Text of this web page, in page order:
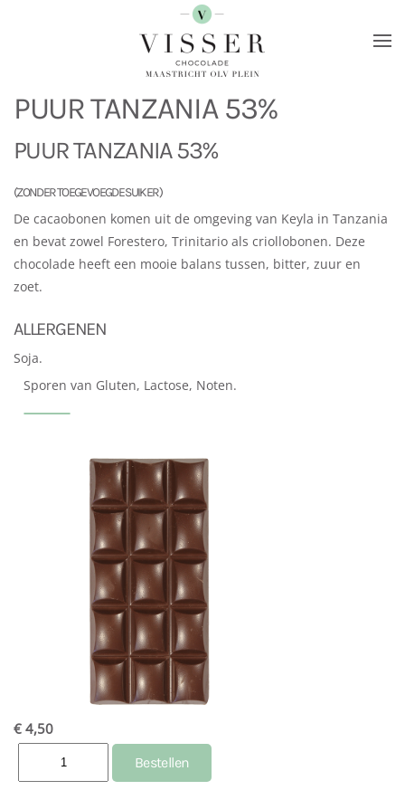
Terug naar hoofdinhoud
PUUR TANZANIA 53%
PUUR TANZANIA 53%
(ZONDER TOEGEVOEGDE SUIKER)
De cacaobonen komen uit de omgeving van Keyla in Tanzania
en bevat zowel Forestero, Trinitario als criollobonen. Deze
chocolade heeft een mooie balans tussen, bitter, zuur en
zoet.
ALLERGENEN
Soja.
Sporen van Gluten, Lactose, Noten.
€ 4,50